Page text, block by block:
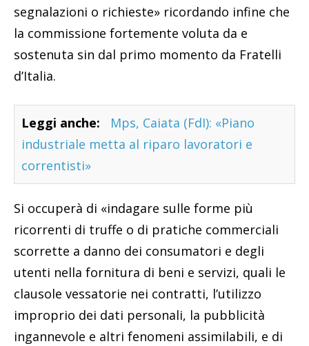
segnalazioni o richieste» ricordando infine che
la commissione fortemente voluta da e
sostenuta sin dal primo momento da Fratelli
d’Italia.
Leggi anche:
Mps, Caiata (FdI): «Piano
industriale metta al riparo lavoratori e
correntisti»
Si occuperà di «indagare sulle forme più
ricorrenti di truffe o di pratiche commerciali
scorrette a danno dei consumatori e degli
utenti nella fornitura di beni e servizi, quali le
clausole vessatorie nei contratti, l’utilizzo
improprio dei dati personali, la pubblicità
ingannevole e altri fenomeni assimilabili, e di